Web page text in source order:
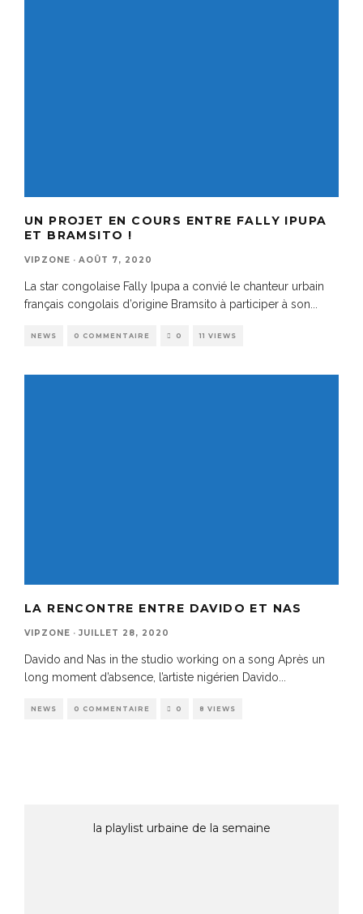
UN PROJET EN COURS ENTRE FALLY IPUPA
ET BRAMSITO !
VIPZONE · AOÛT 7, 2020
La star congolaise Fally Ipupa a convié le chanteur urbain
français congolais d’origine Bramsito à participer à son
NEWS 0 COMMENTAIRE 0 11 VIEWS
LA RENCONTRE ENTRE DAVIDO ET NAS
VIPZONE · JUILLET 28, 2020
Davido and Nas in the studio working on a song Après un
long moment d’absence, l’artiste nigérien Davido
NEWS 0 COMMENTAIRE 0 8 VIEWS
la playlist urbaine de la semaine